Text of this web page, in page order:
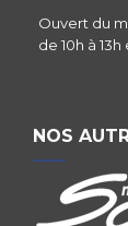
Ouvert du
de 10h à 13h
NOS